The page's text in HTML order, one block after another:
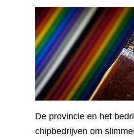
De provincie en het
chipbedrijven om